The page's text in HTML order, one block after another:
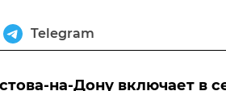
Telegram
на-Дону включает в